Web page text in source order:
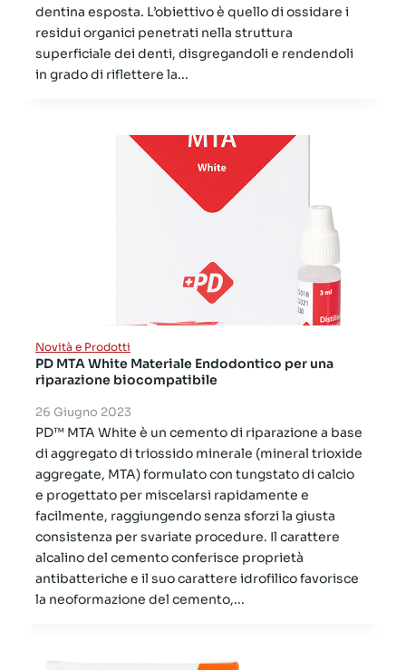
dentina esposta. L’obiettivo è quello di ossidare i
residui organici penetrati nella struttura
superficiale dei denti, disgregandoli e rendendoli
in grado di riflettere la...
Novità e Prodotti
PD MTA White Materiale Endodontico per una
riparazione biocompatibile
26 Giugno 2023
PD™ MTA White è un cemento di riparazione a base
di aggregato di triossido minerale (mineral trioxide
aggregate, MTA) formulato con tungstato di calcio
e progettato per miscelarsi rapidamente e
facilmente, raggiungendo senza sforzi la giusta
consistenza per svariate procedure. Il carattere
alcalino del cemento conferisce proprietà
antibatteriche e il suo carattere idrofilico favorisce
la neoformazione del cemento,...